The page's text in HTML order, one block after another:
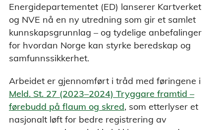
Energidepartementet (ED) lanserer Kartverket
og NVE nå en ny utredning som gir et samlet
kunnskapsgrunnlag – og tydelige anbefalinger
for hvordan Norge kan styrke beredskap og
samfunnssikkerhet.
Arbeidet er gjennomført i tråd med føringene i
Meld. St. 27 (2023–2024) Tryggare framtid –
førebudd på flaum og skred, som etterlyser et
nasjonalt løft for bedre registrering av